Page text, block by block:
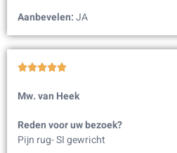
Aanbevelen:JA

Mw. van Heek
Reden voor uw bezoek?
Pijn rug- SI gewricht